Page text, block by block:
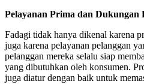
Pelayanan Prima dan Dukungan
Fadagi tidak hanya dikenal karena
juga karena pelayanan pelanggan
pelanggan mereka selalu siap
yang dibutuhkan oleh konsumen.
juga diatur dengan baik untuk